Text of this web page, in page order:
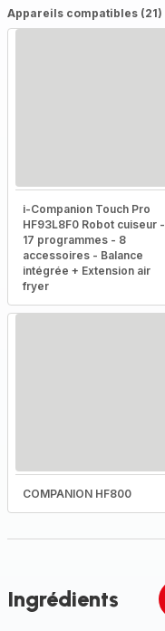
Appareils compatibles (21)
i-Companion Touch Pro
HF93L8F0 Robot cuiseur -
17 programmes - 8
accessoires - Balance
intégrée + Extension air
fryer
COMPANION HF800
Ingrédients